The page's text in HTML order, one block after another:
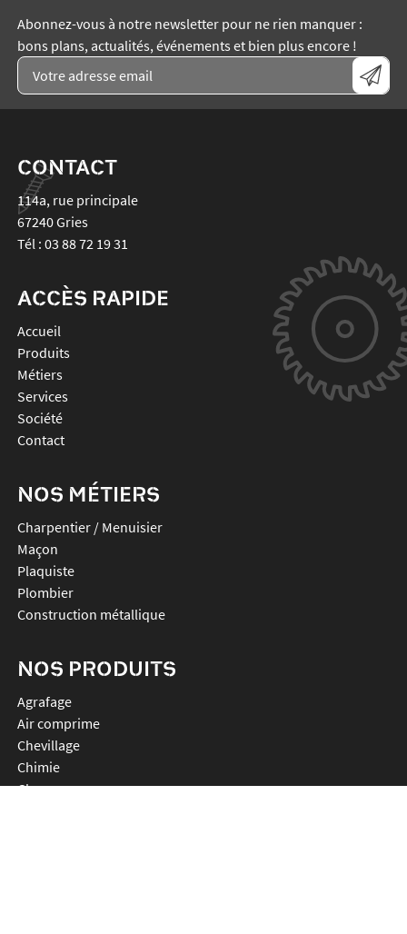
Abonnez-vous à notre newsletter pour ne rien manquer :
bons plans, actualités, événements et bien plus encore !
CONTACT
114a, rue principale
67240Gries
Tél : 03 88 72 19 31
ACCÈS RAPIDE
Accueil
Produits
Métiers
Services
Société
Contact
NOS MÉTIERS
Charpentier / Menuisier
Maçon
Plaquiste
Plombier
Construction métallique
NOS PRODUITS
agrafage
air comprime
chevillage
chimie
clouage